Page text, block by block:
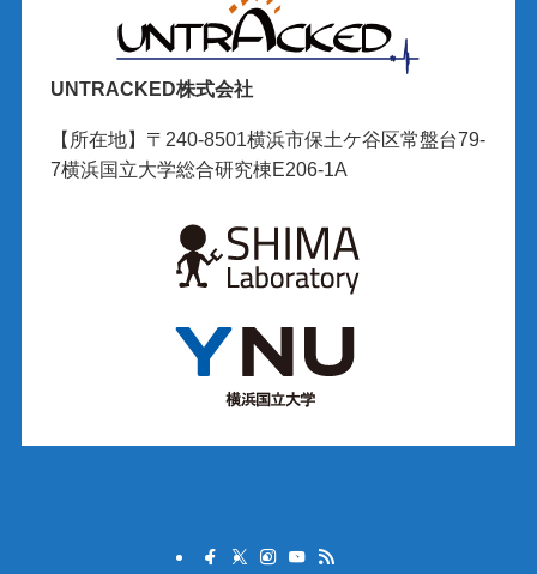
UNTRACKED株式会社
【所在地】〒240-8501横浜市保土ケ谷区常盤台79-
7横浜国立大学総合研究棟E206-1A